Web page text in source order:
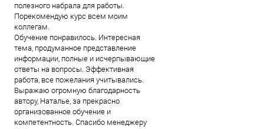
полезного набрала для работы.
Порекомендую курс всем моим
коллегам.
Обучение понравилось. Интересная
тема, продуманное представление
информации, полные и исчерпывающие
ответы на вопросы. Эффективная
работа, все пожелания учитывались.
Выражаю огромную благодарность
автору, Наталье, за прекрасно
организованное обучение и
компетентность. Спасибо менеджеру